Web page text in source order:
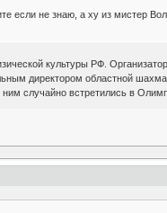
если не знаю, а ху из мистер
культуры РФ.
директором областной
случайно встретились в